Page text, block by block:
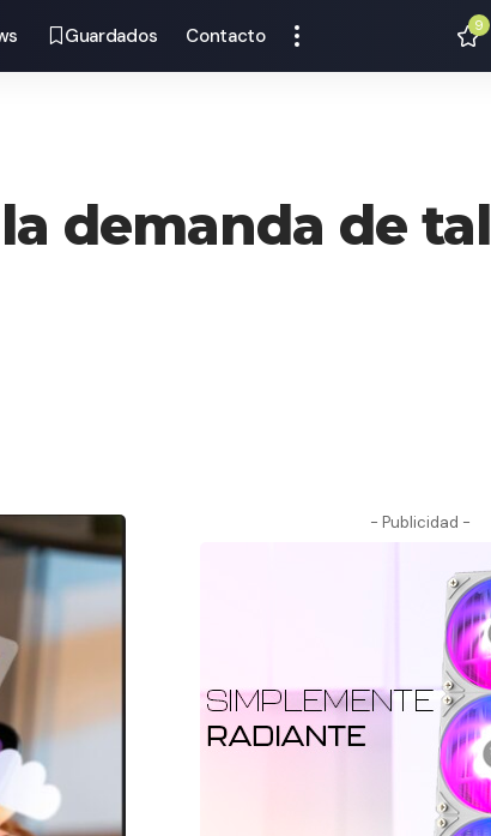
Guardados Contacto 9
demanda de
- Publicidad -